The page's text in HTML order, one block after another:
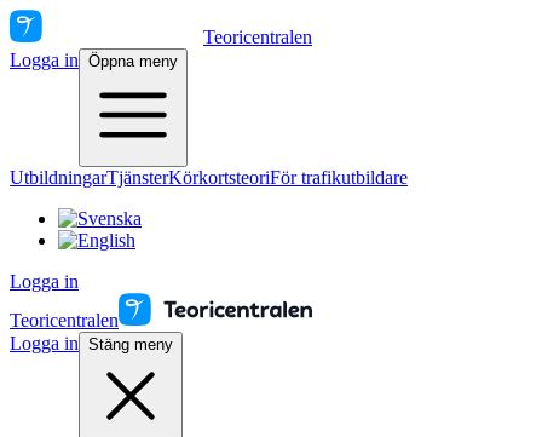
Teoricentralen
Logga in Öppna meny
UtbildningarTjänsterKörkortsteoriFör trafikutbildare
Logga in
Teoricentralen
Logga in Stäng meny